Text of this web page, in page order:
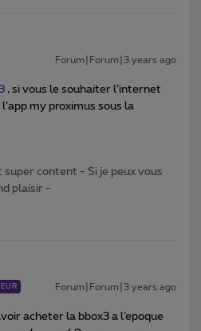
Forum|Forum|3 years ago
, si vous le souhaiter l’internet
my proximus sous la
super content - Si je peux vous
plaisir -
Forum|Forum|3 years ago
acheter la bbox3 a l’epoque